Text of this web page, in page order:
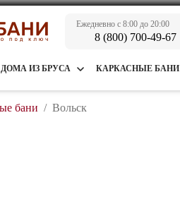
Ежедневно с 8:00 до 20:00
8 (800) 700-49-67
ДОМА ИЗ БРУСА КАРКАСНЫЕ БАНИ
бани / Вольск